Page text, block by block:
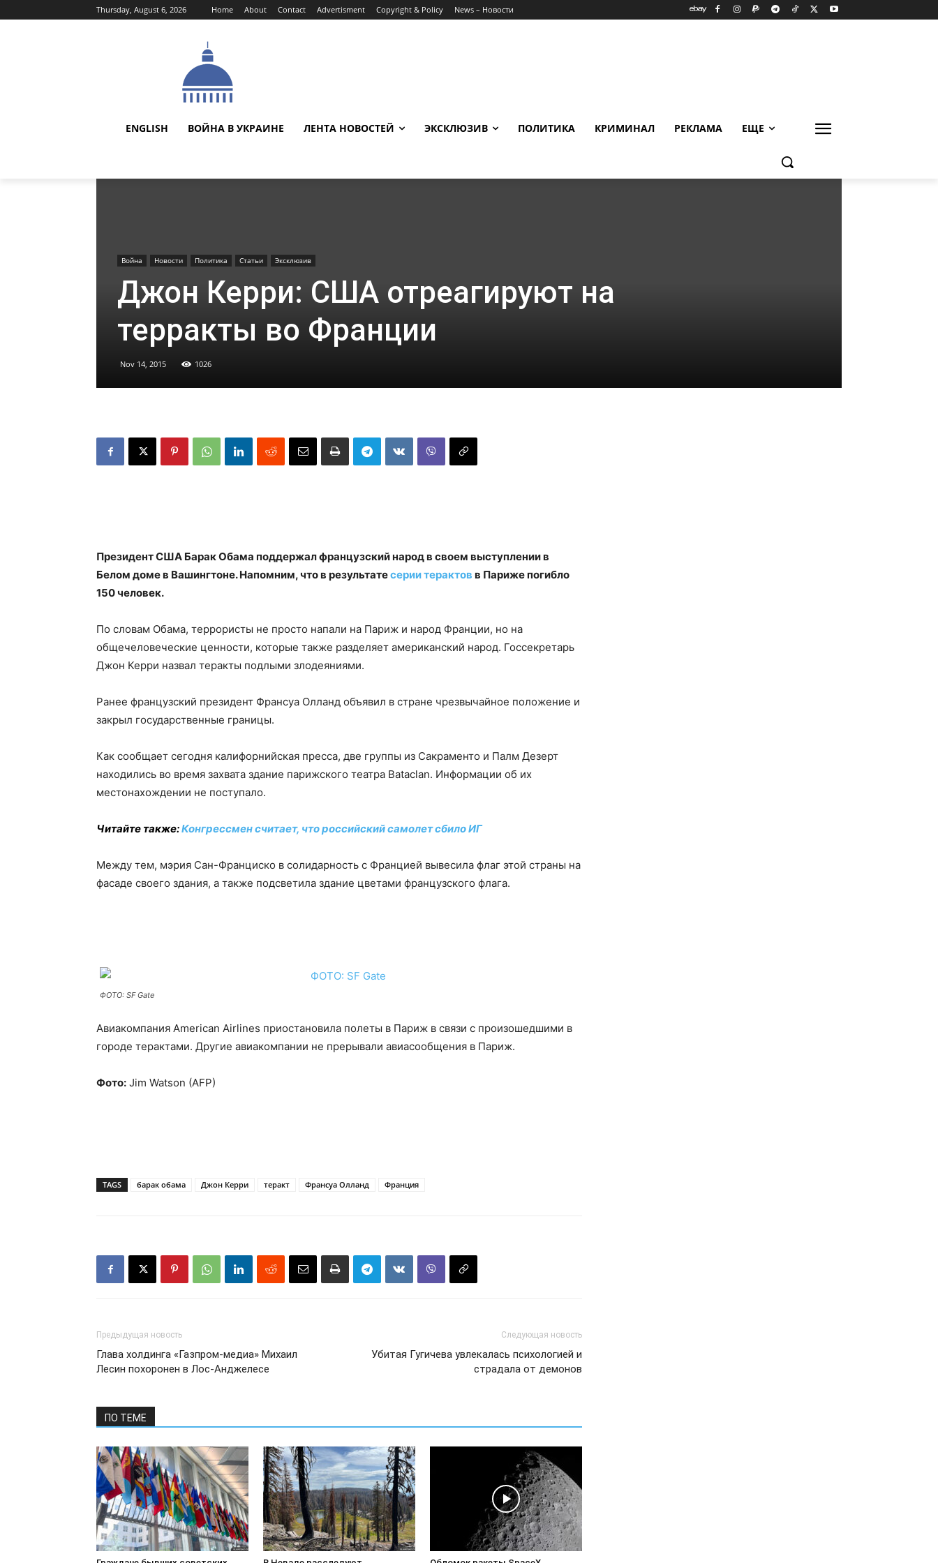
Thursday, August 6, 2026 Home About Contact Advertisment Copyright & Policy News – Новости
ENGLISH ВОЙНА В УКРАИНЕ ЛЕНТА НОВОСТЕЙ ЭКСКЛЮЗИВ ПОЛИТИКА КРИМИНАЛ РЕКЛАМА ЕЩЕ
Война Новости Политика Статьи Эксклюзив
Джон Керри: США отреагируют на
терракты во Франции
Nov 14, 2015 1026
Президент США Барак Обама поддержал французский народ в своем выступлении в
Белом доме в Вашингтоне. Напомним, что в результатесерии терактов в Париже погибло
150 человек.
По словам Обама, террористы не просто напали на Париж и народ Франции, но на
общечеловеческие ценности, которые также разделяет американский народ. Госсекретарь
Джон Керри назвал теракты подлыми злодеяниями.
Ранее французский президент Франсуа Олланд объявил в стране чрезвычайное положение и
закрыл государственные границы.
Как сообщает сегодня калифорнийская пресса, две группы из Сакраменто и Палм Дезерт
находились во время захвата здание парижского театра Bataclan. Информации об их
местонахождении не поступало.
Читайте также:Конгрессмен считает, что российский самолет сбило ИГ
Между тем, мэрия Сан-Франциско в солидарность с Францией вывесила флаг этой страны на
фасаде своего здания, а также подсветила здание цветами французского флага.
ФОТО: SF Gate
Авиакомпания American Airlines приостановила полеты в Париж в связи с произошедшими в
городе терактами. Другие авиакомпании не прерывали авиасообщения в Париж.
Фото: Jim Watson (AFP)
TAGS барак обама Джон Керри теракт Франсуа Олланд Франция
Предыдущая новость
Глава холдинга «Газпром-медиа» Михаил
Лесин похоронен в Лос-Анджелесе
Следующая новость
Убитая Гугичева увлекалась психологией и
страдала от демонов
ПО ТЕМЕ